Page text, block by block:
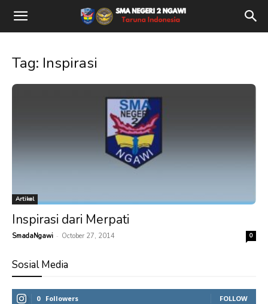
Tag: Inspirasi
Artikel
Inspirasi dari Merpati
SmadaNgawi - October 27, 2014 0
Sosial Media
0 Followers FOLLOW